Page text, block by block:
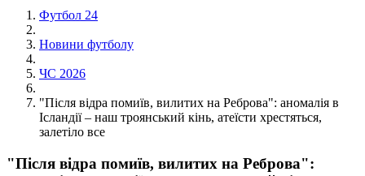
Футбол 24
Новини футболу
ЧС 2026
"Після відра помиїв, вилитих на Реброва": аномалія в
Ісландії – наш троянський кінь, атеїсти хрестяться,
залетіло все
"Після відра помиїв, вилитих на Реброва":